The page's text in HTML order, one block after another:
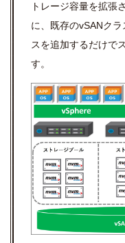
トレージ容量を拡張
に、既存のvSANクラ
スを追加するだけで
す。